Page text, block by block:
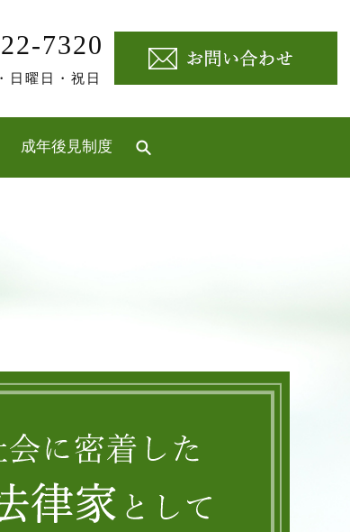
7320
曜日・祝日
成年後見制度